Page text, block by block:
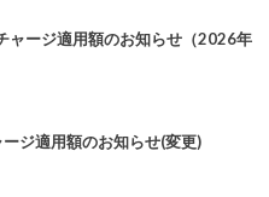
ャージ適用額のお知らせ（2026年
ジ適用額のお知らせ(変更)